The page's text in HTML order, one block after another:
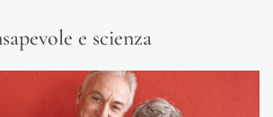
e scienza